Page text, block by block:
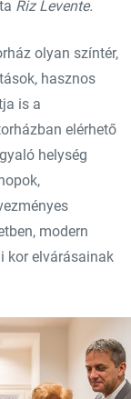
Riz Levente.
olyan színtér,
hasznos
is a
elérhető
helység
modern
kor elvárásainak